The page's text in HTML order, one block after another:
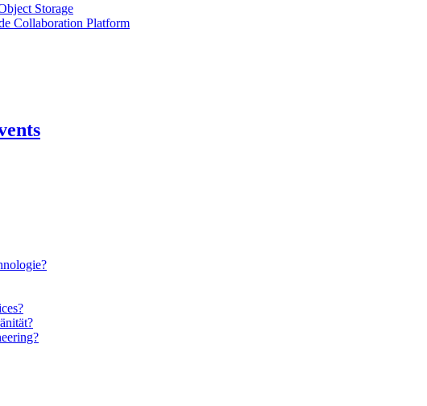
Storage
Collaboration Platform